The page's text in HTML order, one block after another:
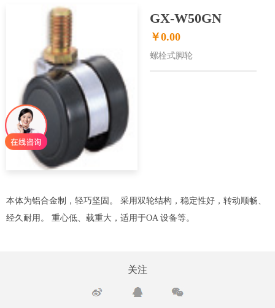
GX-W50GN
￥0.00
螺栓式脚轮
本体为铝合金制，轻巧坚固。 采用双轮结构，稳定性好，转动顺畅、
经久耐用。 重心低、载重大，适用于OA 设备等。
关注